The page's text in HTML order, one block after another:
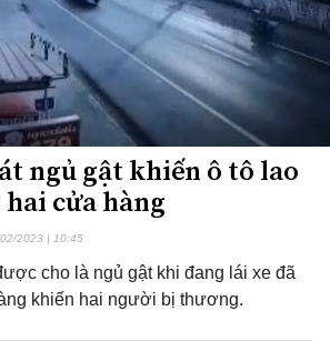
ngủ gật khiến ô tô lao
cửa hàng
2023 | 10:45
cho là ngủ gật khi đang lái xe đã
khiến hai người bị thương.